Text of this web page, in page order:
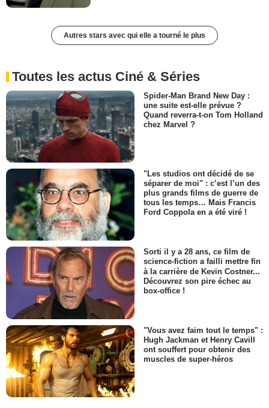
Autres stars avec qui elle a tourné le plus
Toutes les actus Ciné & Séries
Spider-Man Brand New Day :
une suite est-elle prévue ?
Quand reverra-t-on Tom Holland
chez Marvel ?
"Les studios ont décidé de se
séparer de moi" : c’est l’un des
plus grands films de guerre de
tous les temps… Mais Francis
Ford Coppola en a été viré !
Sorti il y a 28 ans, ce film de
science-fiction a failli mettre fin
à la carrière de Kevin Costner...
Découvrez son pire échec au
box-office !
"Vous avez faim tout le temps" :
Hugh Jackman et Henry Cavill
ont souffert pour obtenir des
muscles de super-héros